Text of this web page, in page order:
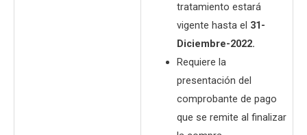
tratamiento estará
vigente hasta el 31-
Diciembre-2022.
Requiere la
presentación del
comprobante de pago
que se remite al finalizar